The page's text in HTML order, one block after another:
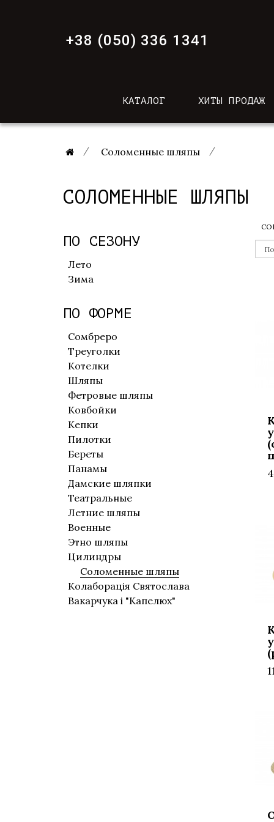
+38 (050) 336 1341
КАТАЛОГ ХИТЫ ПРОДАЖ
Соломенные шляпы
СОЛОМЕННЫЕ ШЛЯПЫ
ПО СЕЗОНУ
Лето
Зима
ПО ФОРМЕ
Сомбреро
Треуголки
Котелки
Шляпы
Фетровые шляпы
Ковбойки
Кепки
Пилотки
Береты
Панамы
Дамские шляпки
Театральные
Летние шляпы
Военные
Этно шляпы
Цилиндры
Соломенные шляпы
Колаборація Святослава
Вакарчука і "Капелюх"